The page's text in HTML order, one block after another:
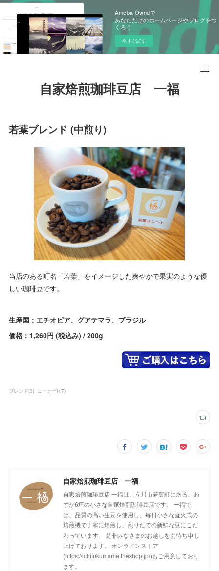
Ameba Owndで
あなただけのホームページやブログをつ
くろう
今すぐ試す
自家焙煎珈琲豆店 一福
若葉ブレンド (中煎り)
当店のある町名「若葉」をイメージした爽やかで果実のような優
しい珈琲豆です。
生産国：エチオピア、グアテマラ、ブラジル
価格：1,260円 (税込み) / 200g
ブレンド(3) コーヒー(17)
自家焙煎珈琲豆店 一福
自家焙煎珈琲豆店 一福は、立川市若葉町にある、わ
ずか6坪の小さな自家焙煎珈琲豆店です。 一福で
は、品質の高い生豆を使用し、毎日小さな直火式の
焙煎機で丁寧に焙煎し、煎りたての新鮮な豆にこだ
わっています。 是非みなさまのお越しをお待ち申し
上げております。 オンラインストア
(https://ichifukumame.theshop.jp/)もご用意しており
ます。